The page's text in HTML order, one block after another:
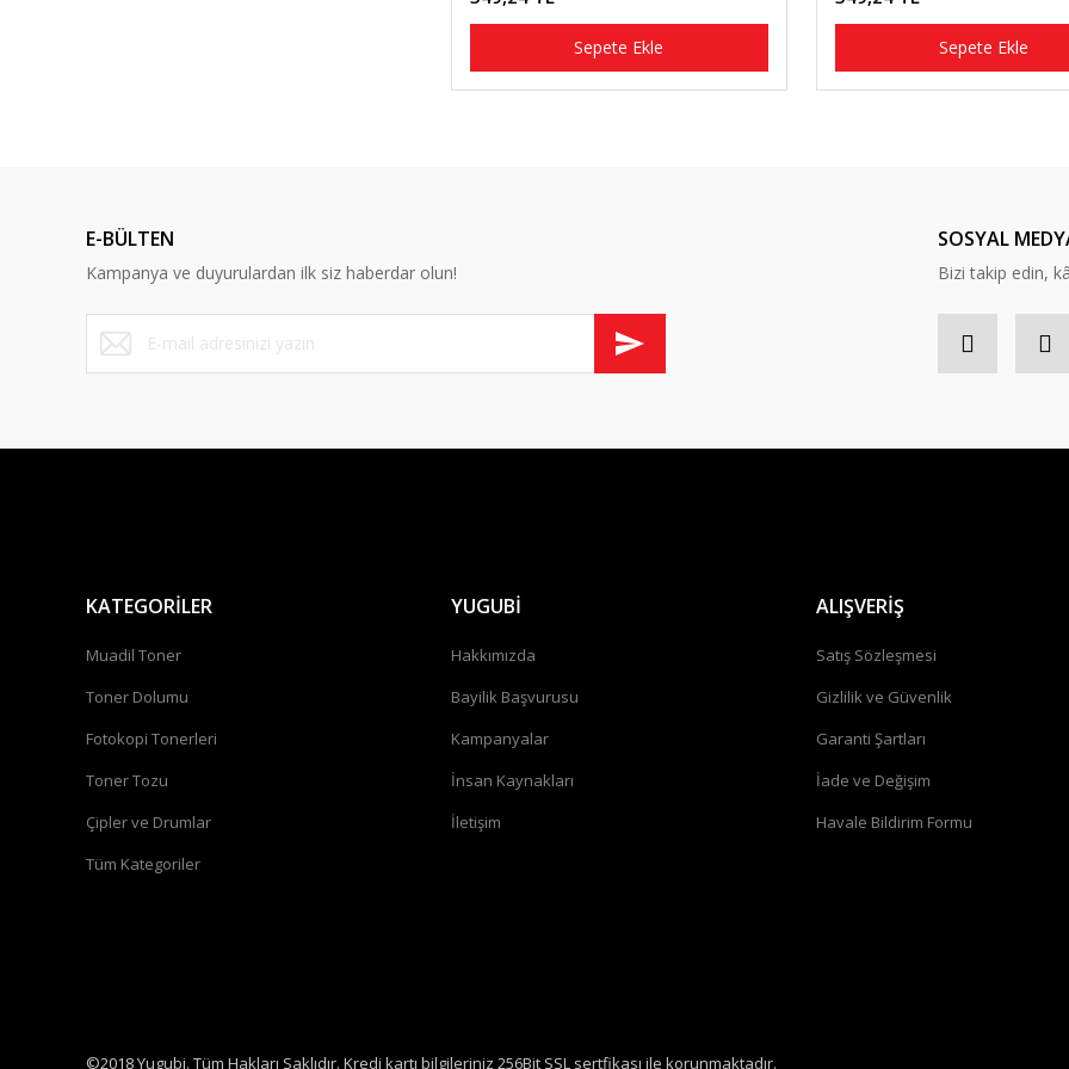
Sepete Ekle Sepete Ekle
E-BÜLTEN
Kampanya ve duyurulardan ilk siz haberdar olun!
SOSYAL
Bizi takip edin,
KATEGORİLER
Muadil Toner
Toner Dolumu
Fotokopi Tonerleri
Toner Tozu
Çipler ve Drumlar
Tüm Kategoriler
YUGUBİ
Hakkımızda
Bayilik Başvurusu
Kampanyalar
İnsan Kaynakları
İletişim
ALIŞVERİŞ
Satış Sözleşmesi
Gizlilik ve Güvenlik
Garanti Şartları
İade ve Değişim
Havale Bildirim Formu
©2018 Yugubi. Tüm Hakları Saklıdır. Kredi kartı bilgileriniz 256Bit SSL sertfikası ile korunmaktadır.